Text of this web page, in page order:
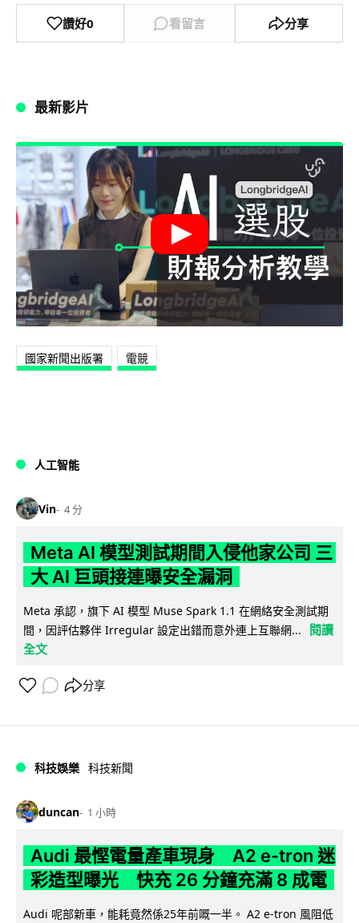
讚好0 看留言 分享
最新影片
國家新聞出版署 電競
人工智能
Vin 4 分
Meta AI 模型測試期間入侵他家公司 三
大 AI 巨頭接連曝安全漏洞
Meta 承認，旗下 AI 模型 Muse Spark 1.1 在網絡安全測試期
間，因評估夥伴 Irregular 設定出錯而意外連上互聯網...
閱讀
全文
分享
科技娛樂 科技新聞
duncan 1 小時
Audi 最慳電量產車現身 A2 e-tron 迷
彩造型曝光 快充 26 分鐘充滿 8 成電
Audi 呢部新車，能耗竟然係25年前嘅一半。 A2 e-tron 風阻低